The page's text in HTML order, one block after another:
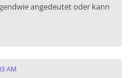
angedeutet oder kann
AM